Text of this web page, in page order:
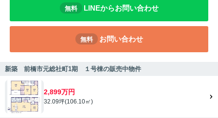
無料 LINEからお問い合わせ
無料 お問い合わせ
新築 前橋市元総社町1期 １号棟の販売中物件
2,899万円
32.09坪(106.10㎡)